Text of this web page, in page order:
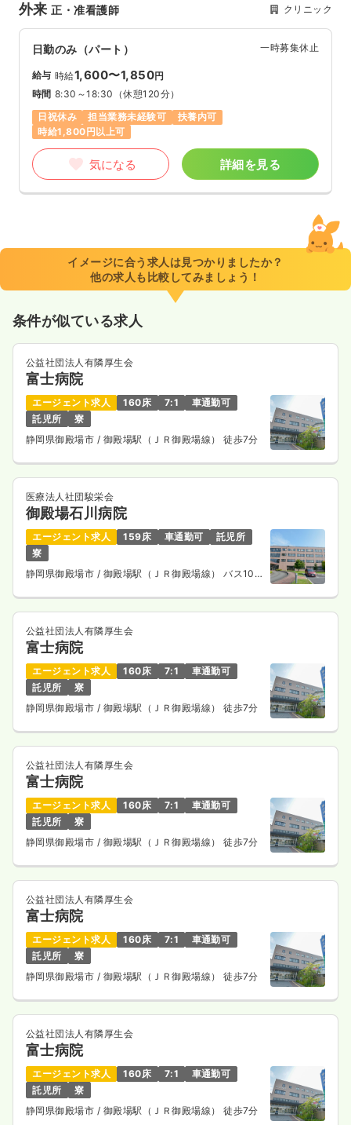
外来正・准看護師 クリニック
日勤のみ（パート） 一時募集休止
給与 時給1,600〜1,850円
時間 8:30～18:30 （休憩120分）
日祝休み
担当業務未経験可
扶養内可
時給1,800円以上可
気になる 詳細を見る
イメージに合う求人は見つかりましたか？
他の求人も比較してみましょう！
条件が似ている求人
公益社団法人有隣厚生会
富士病院
エージェント求人 160床 7:1
車通勤可
託児所
寮
静岡県御殿場市 / 御殿場駅（ＪＲ御殿場線） 徒歩7分
医療法人社団駿栄会
御殿場石川病院
エージェント求人 159床 車通勤可
託児所
寮
静岡県御殿場市 / 御殿場駅（ＪＲ御殿場線） バス10
公益社団法人有隣厚生会
富士病院
エージェント求人 160床 7:1
車通勤可
託児所
寮
静岡県御殿場市 / 御殿場駅（ＪＲ御殿場線） 徒歩7分
公益社団法人有隣厚生会
富士病院
エージェント求人 160床 7:1
車通勤可
託児所
寮
静岡県御殿場市 / 御殿場駅（ＪＲ御殿場線） 徒歩7分
公益社団法人有隣厚生会
富士病院
エージェント求人 160床 7:1
車通勤可
託児所
寮
静岡県御殿場市 / 御殿場駅（ＪＲ御殿場線） 徒歩7分
公益社団法人有隣厚生会
富士病院
エージェント求人 160床 7:1
車通勤可
託児所
寮
静岡県御殿場市 / 御殿場駅（ＪＲ御殿場線） 徒歩7分